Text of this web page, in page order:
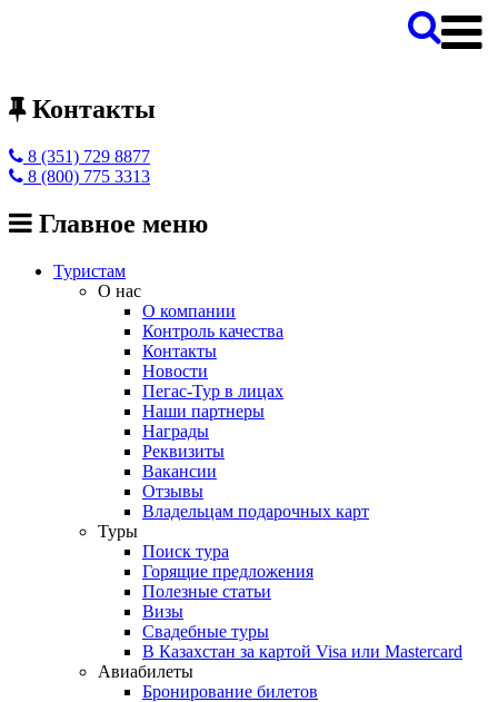
Контакты
8 (351) 729 8877
8 (800) 775 3313
Главное меню
Туристам
О нас
О компании
Контроль качества
Контакты
Новости
Пегас-Тур в лицах
Наши партнеры
Награды
Реквизиты
Вакансии
Отзывы
Владельцам подарочных карт
Туры
Поиск тура
Горящие предложения
Полезные статьи
Визы
Свадебные туры
В Казахстан за картой Visa или Masterсard
Авиабилеты
Бронирование билетов